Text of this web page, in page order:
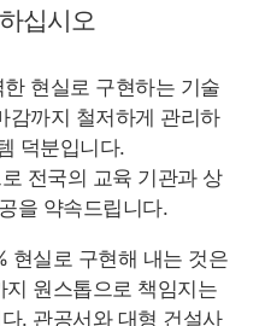
십시오
현실로 구현하는 기술
감까지 철저하게 관리하
덕분입니다.
전국의 교육 기관과 상
을 약속드립니다.
현실로 구현해 내는 것은
원스톱으로 책임지는
. 관공서와 대형 건설사